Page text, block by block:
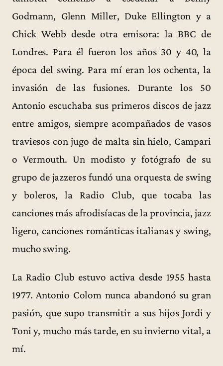
Godmann, Glenn Miller, Duke Ellington y a
Chick Webb desde otra emisora: la BBC de
Londres. Para él fueron los años 30 y 40, la
época del swing. Para mí eran los ochenta, la
invasión de las fusiones. Durante los 50
Antonio escuchaba sus primeros discos de jazz
entre amigos, siempre acompañados de vasos
traviesos con jugo de malta sin hielo, Campari
o Vermouth. Un modisto y fotógrafo de su
grupo de jazzeros fundó una orquesta de swing
y boleros, la Radio Club, que tocaba las
canciones más afrodisíacas de la provincia, jazz
ligero, canciones románticas italianas y swing,
mucho swing.
La Radio Club estuvo activa desde 1955 hasta
1977. Antonio Colom nunca abandonó su gran
pasión, que supo transmitir a sus hijos Jordi y
Toni y, mucho más tarde, en su invierno vital, a
mí.